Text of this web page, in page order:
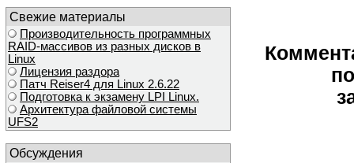
Свежие материалы
Производительность программных
RAID-массивов из разных дисков в
Linux
Лицензия раздора
Патч Reiser4 для Linux 2.6.22
Подготовка к экзамену LPI Linux.
Архитектура файловой системы
UFS2
Обсуждения